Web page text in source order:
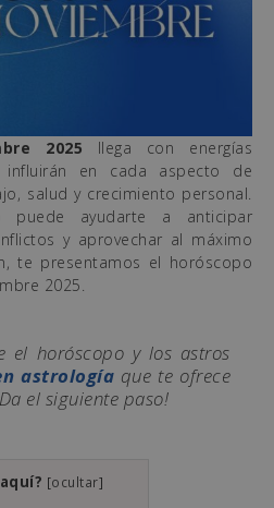
2025 llega con energías
influirán en cada aspecto de
salud y crecimiento personal.
puede ayudarte a anticipar
y aprovechar al máximo
te presentamos el horóscopo
2025.
el horóscopo y los astros
astrología que te ofrece
el siguiente paso!
[ocultar]